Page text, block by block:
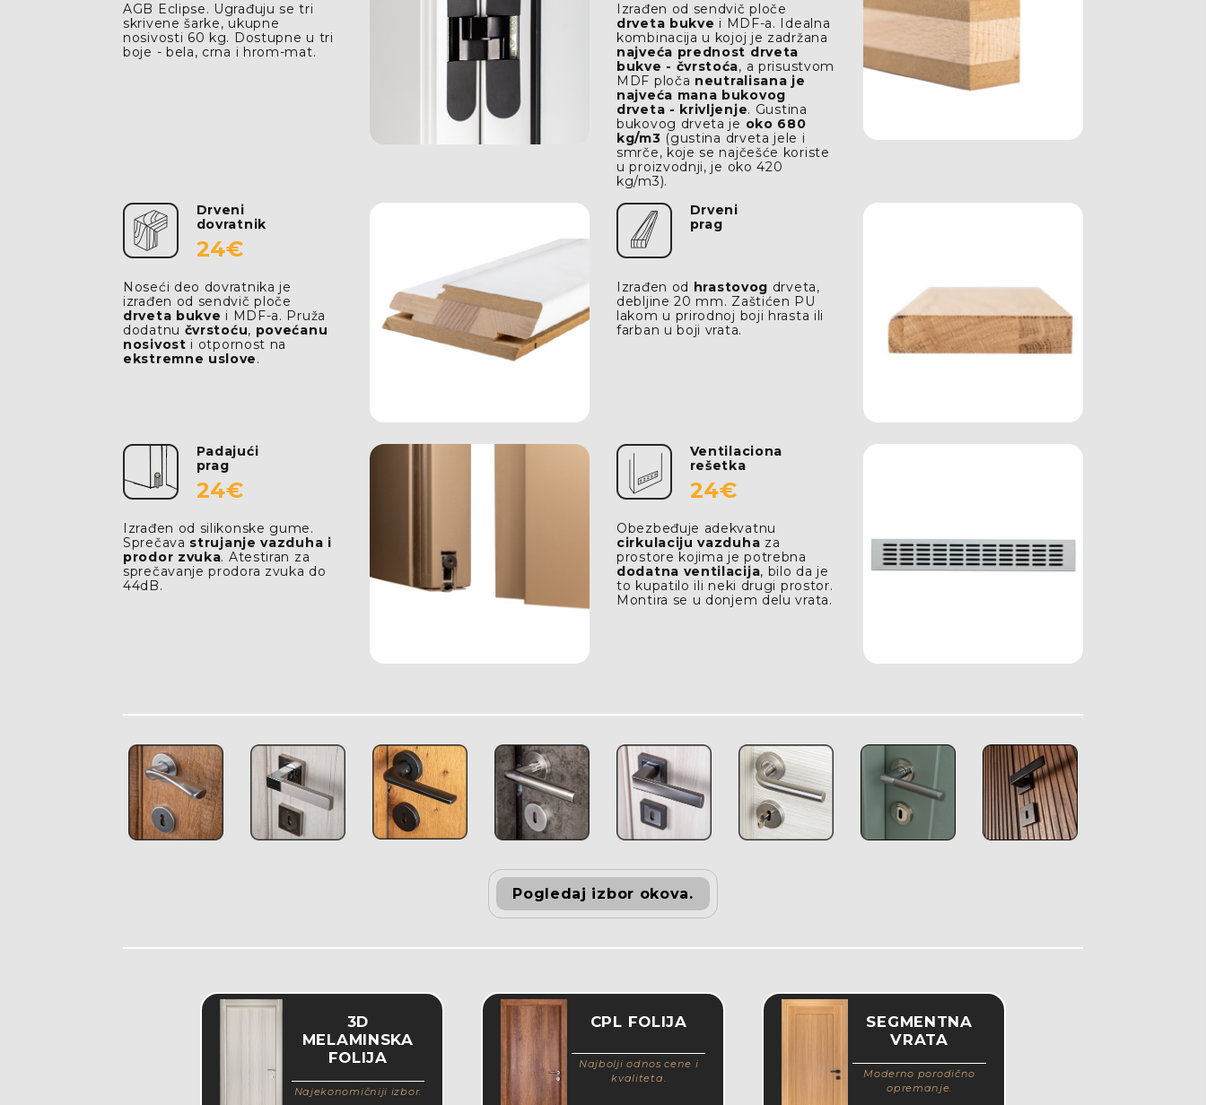
AGB Eclipse. Ugrađuju se tri
skrivene šarke, ukupne
nosivosti 60 kg. Dostupne u tri
boje - bela, crna i hrom-mat.
Izrađen od sendvič ploče
drveta bukve i MDF-a. Idealna
kombinacija u kojoj je zadržana
najveća prednost drveta
bukve - čvrstoća, a prisustvom
MDF ploča neutralisana je
najveća mana bukovog
drveta - krivljenje. Gustina
bukovog drveta je oko 680
kg/m3 (gustina drveta jele i
smrče, koje se najčešće koriste
u proizvodnji, je oko 420
kg/m3).
Drveni
dovratnik
24€
Noseći deo dovratnika je
izrađen od sendvič ploče
drveta bukve i MDF-a. Pruža
dodatnu čvrstoću, povećanu
nosivost i otpornost na
ekstremne uslove.
Drveni
prag
Izrađen od hrastovog drveta,
debljine 20 mm. Zaštićen PU
lakom u prirodnoj boji hrasta ili
farban u boji vrata.
Padajući
prag
24€
Izrađen od silikonske gume.
Sprečava strujanje vazduha i
prodor zvuka. Atestiran za
sprečavanje prodora zvuka do
44dB.
Ventilaciona
rešetka
24€
Obezbeđuje adekvatnu
cirkulaciju vazduha za
prostore kojima je potrebna
dodatna ventilacija, bilo da je
to kupatilo ili neki drugi prostor.
Montira se u donjem delu vrata.
Pogledaj izbor okova.
3D
MELAMINSKA
FOLIJA
Najekonomičniji izbor.
CPL FOLIJA
Najbolji odnos cene i
kvaliteta.
SEGMENTNA
VRATA
Moderno porodično
opremanje.